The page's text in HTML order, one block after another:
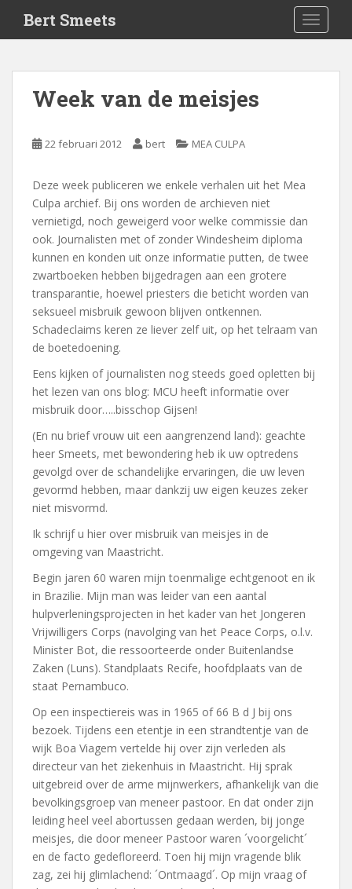
i
Bert Smeets
Week van de meisjes
22 februari 2012 bert MEA CULPA
Deze week publiceren we enkele verhalen uit het Mea
Culpa archief. Bij ons worden de archieven niet
vernietigd, noch geweigerd voor welke commissie dan
ook. Journalisten met of zonder Windesheim diploma
kunnen en konden uit onze informatie putten, de twee
zwartboeken hebben bijgedragen aan een grotere
transparantie, hoewel priesters die beticht worden van
seksueel misbruik gewoon blijven ontkennen.
Schadeclaims keren ze liever zelf uit, op het telraam van
de boetedoening.
Eens kijken of journalisten nog steeds goed opletten bij
het lezen van ons blog: MCU heeft informatie over
misbruik door…..bisschop Gijsen!
(En nu brief vrouw uit een aangrenzend land): geachte
heer Smeets, met bewondering heb ik uw optredens
gevolgd over de schandelijke ervaringen, die uw leven
gevormd hebben, maar dankzij uw eigen keuzes zeker
niet misvormd.
Ik schrijf u hier over misbruik van meisjes in de
omgeving van Maastricht.
Begin jaren 60 waren mijn toenmalige echtgenoot en ik
in Brazilie. Mijn man was leider van een aantal
hulpverleningsprojecten in het kader van het Jongeren
Vrijwilligers Corps (navolging van het Peace Corps, o.l.v.
Minister Bot, die ressoorteerde onder Buitenlandse
Zaken (Luns). Standplaats Recife, hoofdplaats van de
staat Pernambuco.
Op een inspectiereis was in 1965 of 66 B d J bij ons
bezoek. Tijdens een etentje in een strandtentje van de
wijk Boa Viagem vertelde hij over zijn verleden als
directeur van het ziekenhuis in Maastricht. Hij sprak
uitgebreid over de arme mijnwerkers, afhankelijk van die
bevolkingsgroep van meneer pastoor. En dat onder zijn
leiding heel veel abortussen gedaan werden, bij jonge
meisjes, die door meneer Pastoor waren ´voorgelicht´
en de facto gedefloreerd. Toen hij mijn vragende blik
zag, zei hij glimlachend: ´Ontmaagd´. Op mijn vraag of